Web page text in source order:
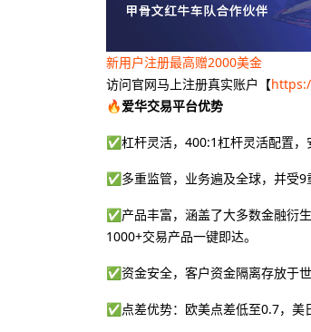
新用户注册最高赠2000美金
访问官网马上注册真实账户【
🔥爱华交易平台优势
✅杠杆灵活，400:1杠杆灵活配置，
✅多重监管，业务遍及全球，并受9
✅产品丰富，涵盖了大多数金融衍
1000+交易产品一键即达。
✅资金安全，客户资金隔离存放于
✅点差优势：欧美点差低至0.7，美